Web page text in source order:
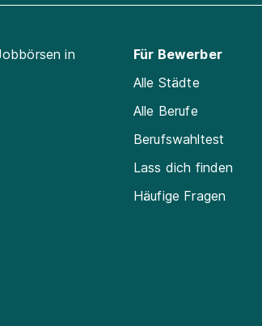
in
Für Bewerber
Alle Städte
Alle Berufe
Berufswahltest
Lass dich finden
Häufige Fragen